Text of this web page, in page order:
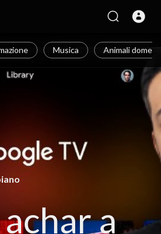
Musica Animali
a